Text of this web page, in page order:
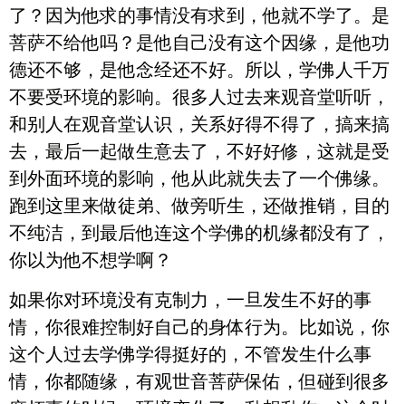
了？因为他求的事情没有求到，他就不学了。是
菩萨不给他吗？是他自己没有这个因缘，是他功
德还不够，是他念经还不好。所以，学佛人千万
不要受环境的影响。很多人过去来观音堂听听，
和别人在观音堂认识，关系好得不得了，搞来搞
去，最后一起做生意去了，不好好修，这就是受
到外面环境的影响，他从此就失去了一个佛缘。
跑到这里来做徒弟、做旁听生，还做推销，目的
不纯洁，到最后他连这个学佛的机缘都没有了，
你以为他不想学啊？
如果你对环境没有克制力，一旦发生不好的事
情，你很难控制好自己的身体行为。比如说，你
这个人过去学佛学得挺好的，不管发生什么事
情，你都随缘，有观世音菩萨保佑，但碰到很多